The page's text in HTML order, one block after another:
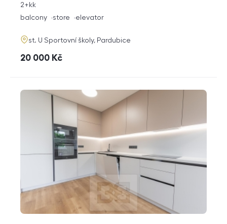
rozměry
disposition
2+kk
funkce
balcony store elevator
adresa
st. U Sportovní školy, Pardubice
cena
20 000 Kč